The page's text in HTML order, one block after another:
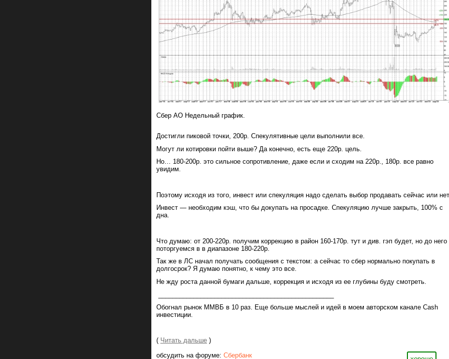
Сбер АО Недельный график.
Достигли пиковой точки, 200р. Спекулятивные цели выполнили все.
Могут ли котировки пойти выше? Да конечно, есть еще 220р. цель.
Но… 180-200р. это сильное сопротивление, даже если и сходим на 220р., 180р. все равно
увидим.
Поэтому исходя из того, инвест или спекуляция надо сделать выбор продавать сейчас или
Инвест — необходим кэш, что бы докупать на просадке. Спекуляцию лучше закрыть, 100% с
дна.
Что думаю: от 200-220р. получим коррекцию в район 160-170р. тут и див. гэп будет, но до него
поторгуемся в в диапазоне 180-220р.
Так же в ЛС начал получать сообщения с текстом: а сейчас то сбер нормально покупать в
долгосрок? Я думаю понятно, к чему это все.
Не жду роста данной бумаги дальше, коррекция и исходя из ее глубины буду смотреть.
Обогнал рынок ММВБ в 10 раз. Еще больше мыслей и идей в моем авторском канале Cash
инвестиции.
( Читать дальше )
обсудить на форуме: Сбербанк